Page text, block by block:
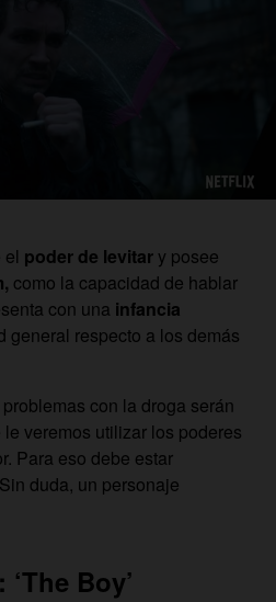
el poder de levitar y posee
como la capacidad de hablar
con una infancia
general respecto a los demás
con la droga serán
veremos utilizar los poderes
Para eso debe estar
duda, un personaje
Boy’